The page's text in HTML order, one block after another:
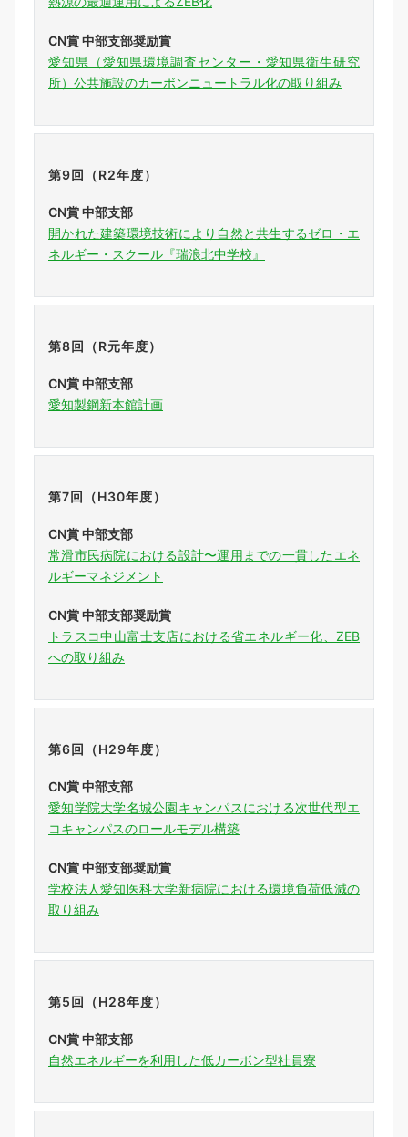
CN賞 中部支部奨励賞
愛知県（愛知県環境調査センター・愛知県衛生研究
所）公共施設のカーボンニュートラル化の取り組み
第9回（R2年度）
CN賞 中部支部
開かれた建築環境技術により自然と共生するゼロ・エ
ネルギー・スクール『瑞浪北中学校』
第8回（R元年度）
CN賞 中部支部
愛知製鋼新本館計画
第7回（H30年度）
CN賞 中部支部
常滑市民病院における設計〜運用までの一貫したエネ
ルギーマネジメント
CN賞 中部支部奨励賞
トラスコ中山富士支店における省エネルギー化、ZEB
への取り組み
第6回（H29年度）
CN賞 中部支部
愛知学院大学名城公園キャンパスにおける次世代型エ
コキャンパスのロールモデル構築
CN賞 中部支部奨励賞
学校法人愛知医科大学新病院における環境負荷低減の
取り組み
第5回（H28年度）
CN賞 中部支部
自然エネルギーを利用した低カーボン型社員寮